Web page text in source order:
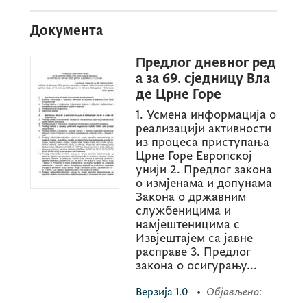
Документа
Предлог дневног ред
а за 69. сједницу Вла
де Црне Горе
1. Усмена информација о
реализацији активности
из процеса приступања
Црне Горе Европској
унији 2. Предлог закона
о измјенама и допунама
Закона о државним
службеницима и
намјештеницима с
Извјештајем са јавне
расправе 3. Предлог
закона о осигурању...
Верзија 1.0 • Објављено: